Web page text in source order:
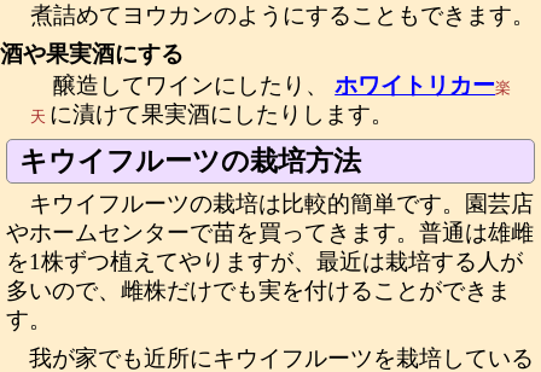
煮詰めてヨウカンのようにすることもできます。
酒や果実酒にする
醸造してワインにしたり、ホワイトリカー楽
天 に漬けて果実酒にしたりします。
キウイフルーツの栽培方法
キウイフルーツの栽培は比較的簡単です。園芸店
やホームセンターで苗を買ってきます。普通は雄雌
を1株ずつ植えてやりますが、最近は栽培する人が
多いので、雌株だけでも実を付けることができま
す。
我が家でも近所にキウイフルーツを栽培している